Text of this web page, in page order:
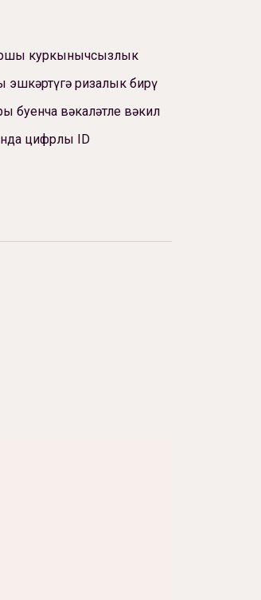
куркынычсызлык
эшкәртүгә ризалык бирү
буенча вәкаләтле вәкил
цифрлы ID